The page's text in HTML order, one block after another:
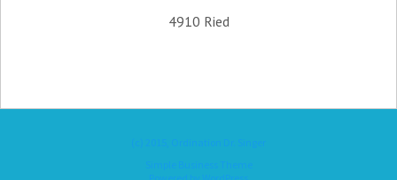
4910 Ried
(c) 2015, Ordination Dr. Singer
Simple Business Theme